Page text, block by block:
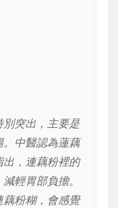
突出，主要是
中醫認為蓮藕
，連藕粉裡的
輕胃部負擔。
粉糊，會感覺